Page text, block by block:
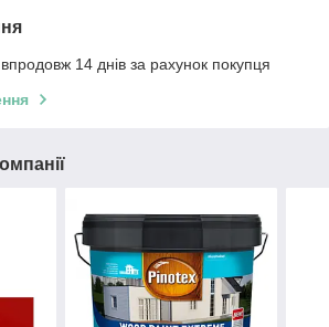
14 днів за рахунок покупця